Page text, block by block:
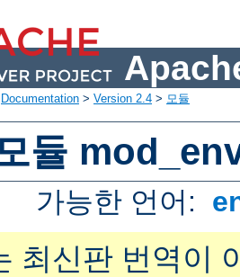
Documentation > Version 2.4 > 모듈
듈
가능한 언어:
최신판 번역이